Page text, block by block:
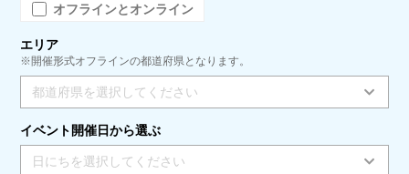
オフラインとオンライン
エリア
※開催形式オフラインの都道府県となります。
都道府県を選択してください
イベント開催日から選ぶ
日にちを選択してください